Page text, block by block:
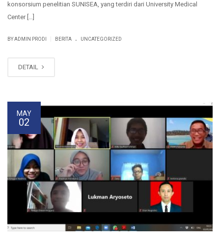
konsorsium penelitian SUNISEA, yang terdiri dari University Medical
Center […]
BY ADMIN PRODI BERITA . UNCATEGORIZED
DETAIL
MAY
02